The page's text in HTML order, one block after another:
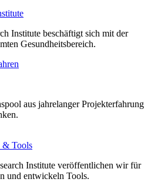
Institute beschäftigt sich mit der
Gesundheitsbereich.
aus jahrelanger Projekterfahrung
& Tools
Institute veröffentlichen wir für
und entwickeln Tools.